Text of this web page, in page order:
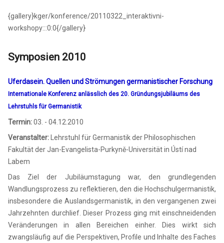
{gallery}kger/konference/20110322_interaktivni-
workshopy:::0:0{/gallery}
Symposien 2010
Uferdasein. Quellen und Strömungen germanistischer Forschung
Internationale Konferenz anlässlich des 20. Gründungsjubiläums des
Lehrstuhls für Germanistik
Termin:03. - 04.12.2010
Veranstalter: Lehrstuhl für Germanistik der Philosophischen
Fakultät der Jan-Evangelista-Purkyně-Universität in Ústí nad
Labem
Das Ziel der Jubiläumstagung war, den grundlegenden
Wandlungsprozess zu reflektieren, den die Hochschulgermanistik,
insbesondere die Auslandsgermanistik, in den vergangenen zwei
Jahrzehnten durchlief. Dieser Prozess ging mit einschneidenden
Veränderungen in allen Bereichen einher. Dies wirkt sich
zwangsläufig auf die Perspektiven, Profile und Inhalte des Faches